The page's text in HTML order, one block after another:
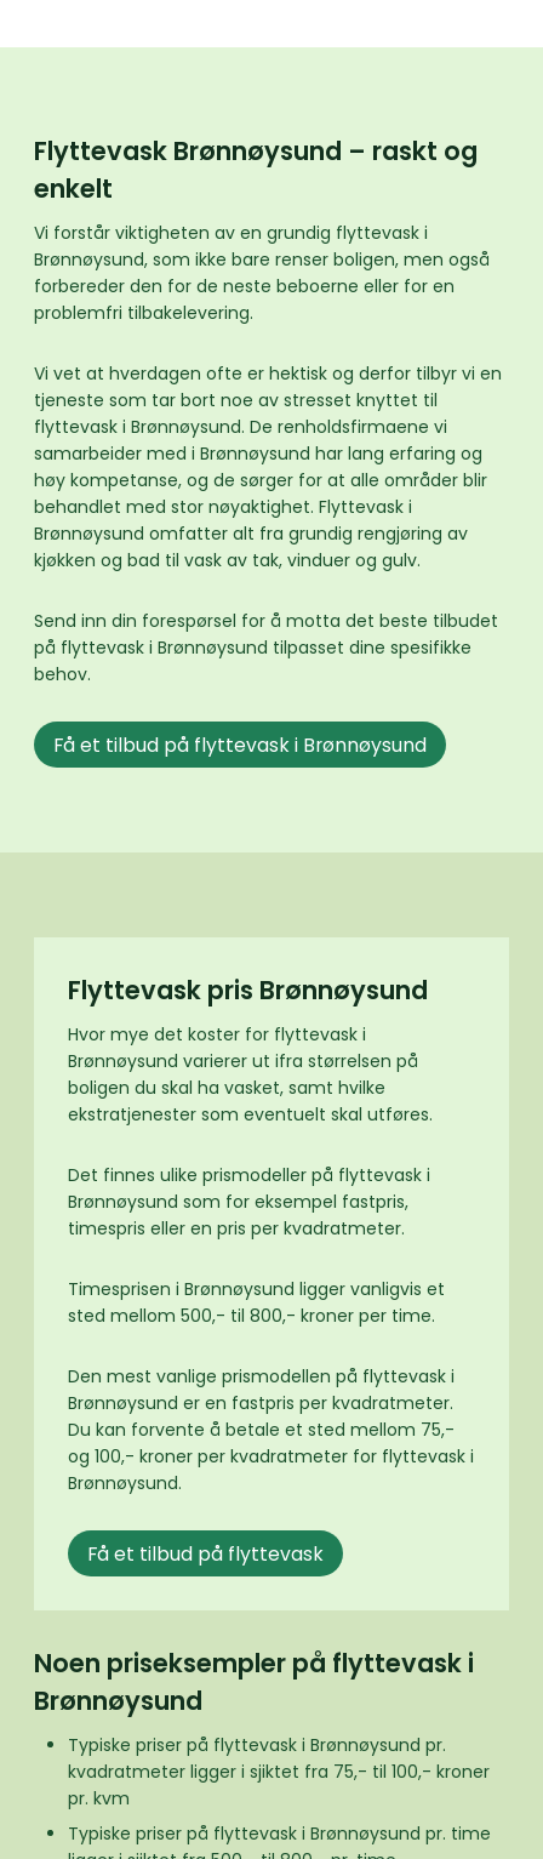
Flyttevask Brønnøysund – raskt og
enkelt
Vi forstår viktigheten av en grundig flyttevask i
Brønnøysund, som ikke bare renser boligen, men også
forbereder den for de neste beboerne eller for en
problemfri tilbakelevering.
Vi vet at hverdagen ofte er hektisk og derfor tilbyr vi en
tjeneste som tar bort noe av stresset knyttet til
flyttevask i Brønnøysund. De renholdsfirmaene vi
samarbeider med i Brønnøysund har lang erfaring og
høy kompetanse, og de sørger for at alle områder blir
behandlet med stor nøyaktighet. Flyttevask i
Brønnøysund omfatter alt fra grundig rengjøring av
kjøkken og bad til vask av tak, vinduer og gulv.
Send inn din forespørsel for å motta det beste tilbudet
på flyttevask i Brønnøysund tilpasset dine spesifikke
behov.
Få et tilbud på flyttevask i Brønnøysund
Flyttevask pris Brønnøysund
Hvor mye det koster for flyttevask i
Brønnøysund varierer ut ifra størrelsen på
boligen du skal ha vasket, samt hvilke
ekstratjenester som eventuelt skal utføres.
Det finnes ulike prismodeller på flyttevask i
Brønnøysund som for eksempel fastpris,
timespris eller en pris per kvadratmeter.
Timesprisen i Brønnøysund ligger vanligvis et
sted mellom 500,- til 800,- kroner per time.
Den mest vanlige prismodellen på flyttevask i
Brønnøysund er en fastpris per kvadratmeter.
Du kan forvente å betale et sted mellom 75,-
og 100,- kroner per kvadratmeter for flyttevask i
Brønnøysund.
Få et tilbud på flyttevask
Noen priseksempler på flyttevask i
Brønnøysund
Typiske priser på flyttevask i Brønnøysund pr.
kvadratmeter ligger i sjiktet fra 75,- til 100,- kroner
pr. kvm
Typiske priser på flyttevask i Brønnøysund pr. time